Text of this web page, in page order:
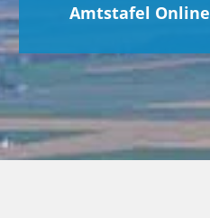
Amtstafel Online